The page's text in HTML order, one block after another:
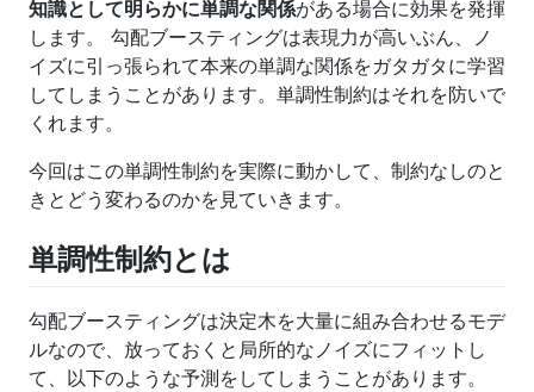
知識として明らかに単調な関係がある場合に効果を発揮
します。 勾配ブースティングは表現力が高いぶん、ノ
イズに引っ張られて本来の単調な関係をガタガタに学習
してしまうことがあります。単調性制約はそれを防いで
くれます。
今回はこの単調性制約を実際に動かして、制約なしのと
きとどう変わるのかを見ていきます。
単調性制約とは
勾配ブースティングは決定木を大量に組み合わせるモデ
ルなので、放っておくと局所的なノイズにフィットし
て、以下のような予測をしてしまうことがあります。